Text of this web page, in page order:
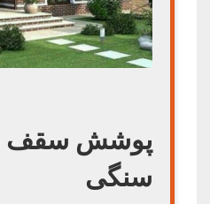
پوشش سقف
سنگی